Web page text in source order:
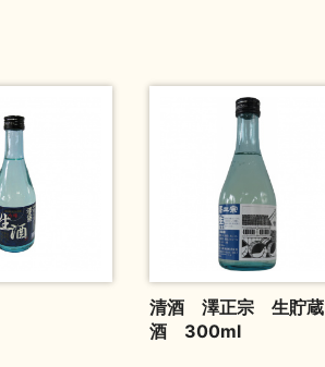
清酒 澤正宗 生貯蔵
酒 300ml